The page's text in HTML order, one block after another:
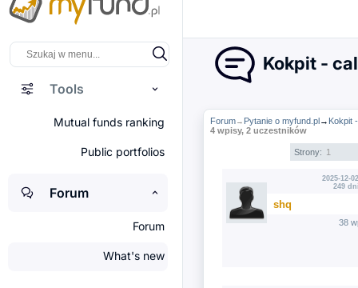
Tools
Mutual funds ranking
Public portfolios
Forum
Forum
What's new
Kokpit -
Forum→ Pytanie o myfund.pl→ Kokpit
4 wpisy, 2 uczestników
Strony: 1
2025-12-
249
shq
38